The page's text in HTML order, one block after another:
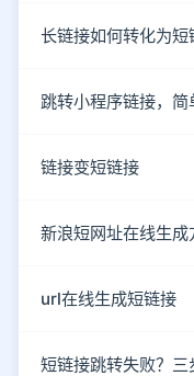
长链接如何转化为
跳转小程序链接，
链接变短链接
新浪短网址在线生成
url在线生成短链接
短链接跳转失败？三